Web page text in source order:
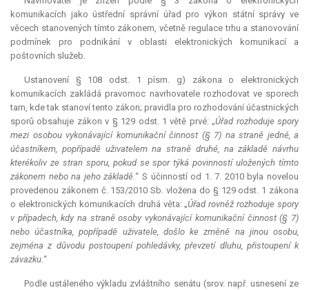
komunikacích jako ústřední správní úřad pro výkon státní správy ve
věcech stanovených tímto zákonem, včetně regulace trhu a stanovování
podmínek pro podnikání v oblasti elektronických komunikací a
poštovních služeb.
Ustanovení § 108 odst. 1 písm. g) zákona o elektronických
komunikacích zakládá pravomoc navrhovatele rozhodovat ve sporech
tam, kde tak stanoví tento zákon; pravidla pro rozhodování účastnických
sporů obsahuje zákon v § 129 odst. 1 větě prvé: „Úřad rozhoduje spory
mezi osobou vykonávající komunikační činnost (§ 7) na straně jedné, a
účastníkem, popřípadě uživatelem na straně druhé, na základě návrhu
kterékoliv ze stran sporu, pokud se spor týká povinností uložených tímto
zákonem nebo na jeho základě.“ S účinností od 1. 7. 2010 byla novelou
provedenou zákonem č. 153/2010 Sb. vložena do § 129 odst. 1 zákona
o elektronických komunikacích druhá věta: „Úřad rovněž rozhoduje spory
v případech, kdy na straně osoby vykonávající komunikační činnost (§ 7)
nebo účastníka, popřípadě uživatele, došlo ke změně na jinou osobu,
zejména z důvodu postoupení pohledávky, převzetí dluhu, přistoupení k
závazku.“
Podle ustáleného výkladu zvláštního senátu (srov. např. usnesení ze